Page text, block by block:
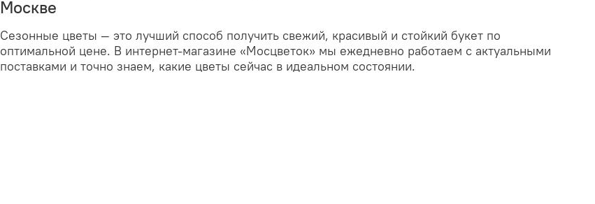
Москве
Сезонные цветы — это лучший способ получить свежий, красивый и стойкий букет по
оптимальной цене. В интернет-магазине «Мосцветок» мы ежедневно работаем с актуальными
поставками и точно знаем, какие цветы сейчас в идеальном состоянии.